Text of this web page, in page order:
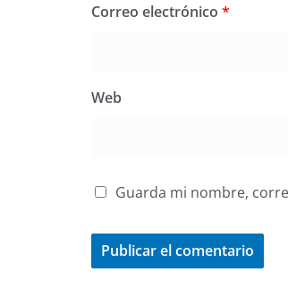
Correo electrónico *
Web
Guarda mi nombre,